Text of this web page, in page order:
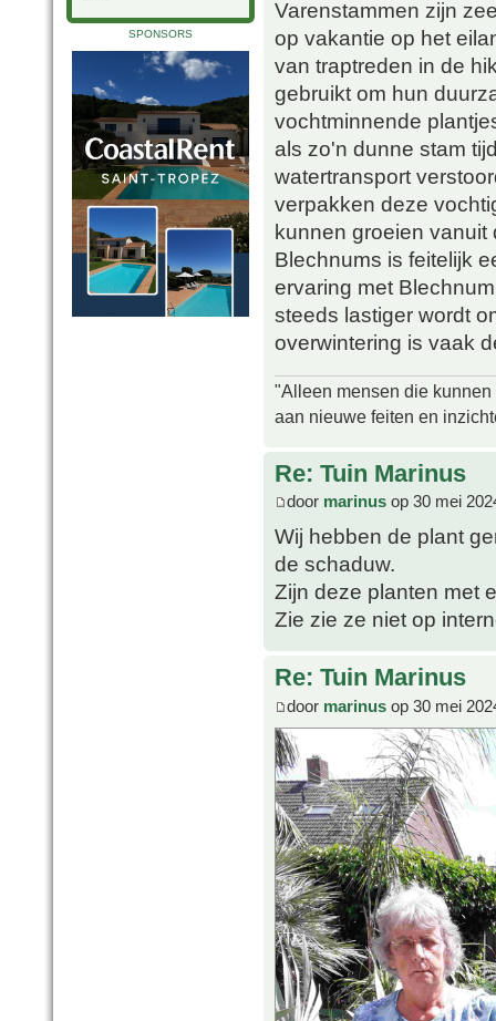
SPONSORS
Varenstammen zijn
op vakantie op het
van traptreden in de
gebruikt om hun
vochtminnende
als zo'n dunne stam
watertransport
verpakken deze
kunnen groeien vanuit
Blechnums is feitelijk
ervaring met
steeds lastiger wordt
overwintering is vaak
"Alleen mensen die
aan nieuwe feiten en
Re: Tuin Marinus
door marinus op 30 mei
Wij hebben de plant
de schaduw.
Zijn deze planten met
Zie zie ze niet op
Re: Tuin Marinus
door marinus op 30 mei